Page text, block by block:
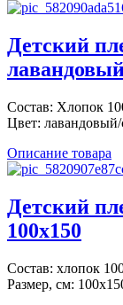
Детский
Состав: Хлопок
Цвет: лавандовый/
Описание товара
Детский
100х150
Состав: хлопок
Размер, см: